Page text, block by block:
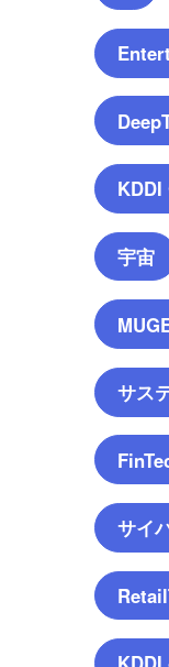
KDDI
宇宙
サス
サイ